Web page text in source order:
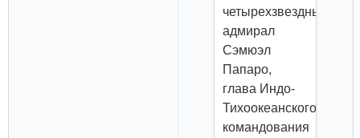
четырехзвездный
адмирал
Сэмюэл
Папаро,
глава Индо-
Тихоокеанского
командования